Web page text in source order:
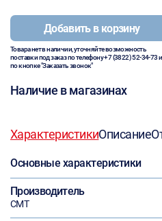
Добавить в корзину
Товара нет в наличии, уточняйте возможность
поставки под заказ по телефону+7 (3822) 52-34-73
по кнопке "Заказать звонок"
Наличие в магазинах
ХарактеристикиОписание
Основные характеристики
Производитель
CMT